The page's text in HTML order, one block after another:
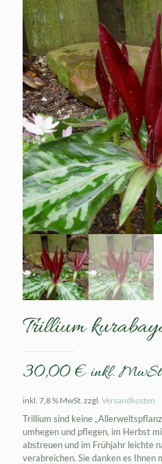
Trillium
30,00€ inkl.
inkl. 7,8 % MwSt. zzgl. Versandkosten
Trillium sind keine
umhegen und pflegen, im Herbst
abstreuen und im Frühjahr leichte
verabreichen. Sie danken es Ihnen